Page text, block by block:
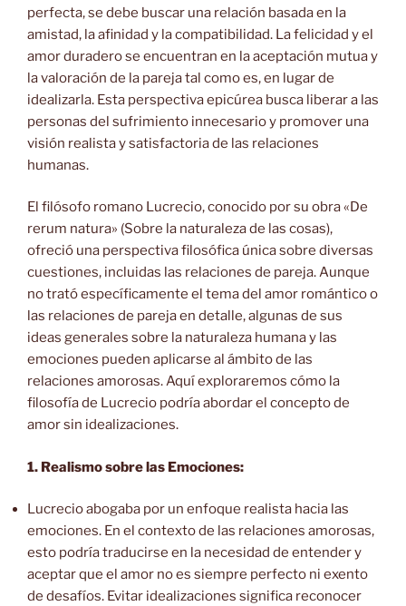
perfecta, se debe buscar una relación basada en la
amistad, la afinidad y la compatibilidad. La felicidad y el
amor duradero se encuentran en la aceptación mutua y
la valoración de la pareja tal como es, en lugar de
idealizarla. Esta perspectiva epicúrea busca liberar a las
personas del sufrimiento innecesario y promover una
visión realista y satisfactoria de las relaciones
humanas.
El filósofo romano Lucrecio, conocido por su obra «De
rerum natura» (Sobre la naturaleza de las cosas),
ofreció una perspectiva filosófica única sobre diversas
cuestiones, incluidas las relaciones de pareja. Aunque
no trató específicamente el tema del amor romántico o
las relaciones de pareja en detalle, algunas de sus
ideas generales sobre la naturaleza humana y las
emociones pueden aplicarse al ámbito de las
relaciones amorosas. Aquí exploraremos cómo la
filosofía de Lucrecio podría abordar el concepto de
amor sin idealizaciones.
1. Realismo sobre las Emociones:
Lucrecio abogaba por un enfoque realista hacia las
emociones. En el contexto de las relaciones amorosas,
esto podría traducirse en la necesidad de entender y
aceptar que el amor no es siempre perfecto ni exento
de desafíos. Evitar idealizaciones significa reconocer